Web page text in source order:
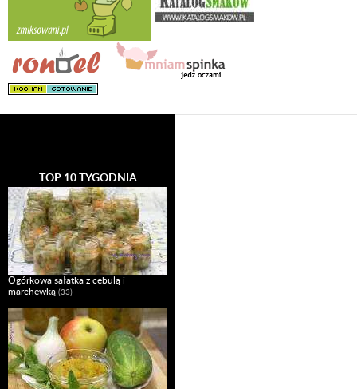
TOP 10 TYGODNIA
Ogórkowa sałatka z cebulą i
marchewką (33)